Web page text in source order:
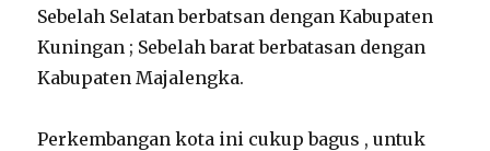
Sebelah Selatan berbatsan dengan Kabupaten
Kuningan ; Sebelah barat berbatasan dengan
Kabupaten Majalengka.
Perkembangan kota ini cukup bagus , untuk